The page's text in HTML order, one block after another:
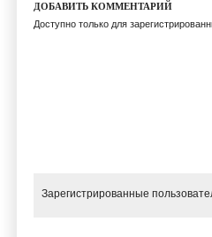
ДОБАВИТЬ КОММЕНТАРИЙ
Доступно только для
Зарегистрированные